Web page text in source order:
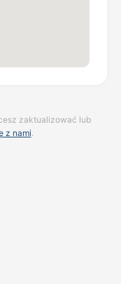
zaktualizować lub
z nami.